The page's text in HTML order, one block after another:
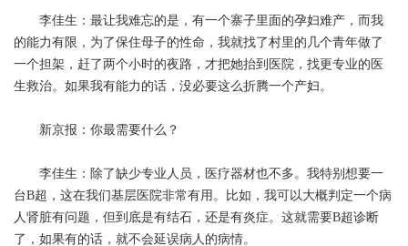
李佳生：最让我难忘的是，有一个寨子里面的孕妇难产，而我
的能力有限，为了保住母子的性命，我就找了村里的几个青年做了
一个担架，赶了两个小时的夜路，才把她抬到医院，找更专业的医
生救治。如果我有能力的话，没必要这么折腾一个产妇。
新京报：你最需要什么？
李佳生：除了缺少专业人员，医疗器材也不多。我特别想要一
台B超，这在我们基层医院非常有用。比如，我可以大概判定一个病
人肾脏有问题，但到底是有结石，还是有炎症。这就需要B超诊断
了，如果有的话，就不会延误病人的病情。